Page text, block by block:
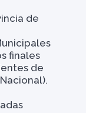
de
finales
de